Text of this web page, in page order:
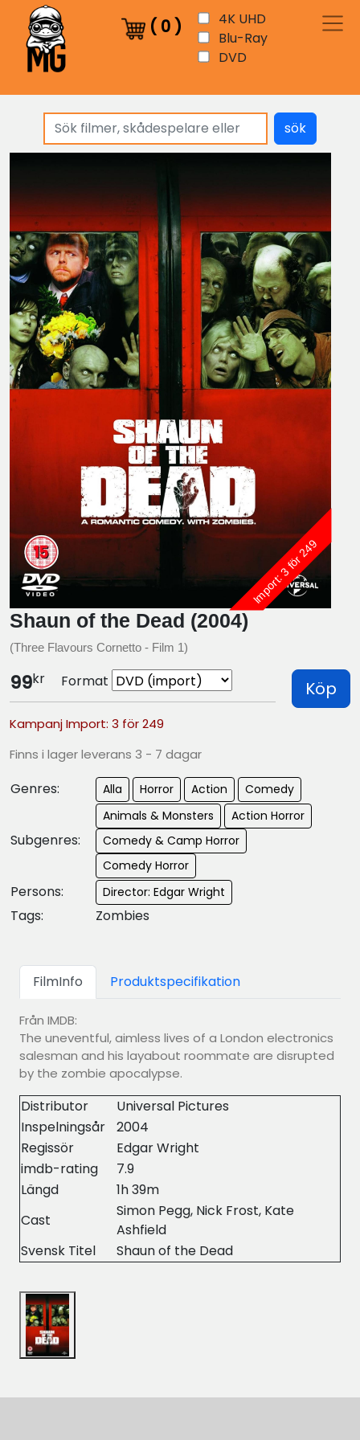
( 0)
4K UHD
Blu-Ray
DVD
sök
Import: 3 för 249
Shaun of the Dead (2004)
(Three Flavours Cornetto - Film 1)
99kr Format Köp
Kampanj Import: 3 för 249
Finns i lager leverans 3 - 7 dagar
Genres: Alla Horror Action Comedy
Subgenres:
Animals & Monsters
Action Horror
Comedy & Camp Horror
Comedy Horror
Persons: Director: Edgar Wright
Tags: Zombies
FilmInfo Produktspecifikation
Från IMDB:
The uneventful, aimless lives of a London electronics
salesman and his layabout roommate are disrupted
by the zombie apocalypse.
Distributor
Universal Pictures
Inspelningsår
2004
Regissör
Edgar Wright
imdb-rating
7.9
Längd
1h 39m
Cast
Simon Pegg, Nick Frost, Kate
Ashfield
Svensk Titel
Shaun of the Dead